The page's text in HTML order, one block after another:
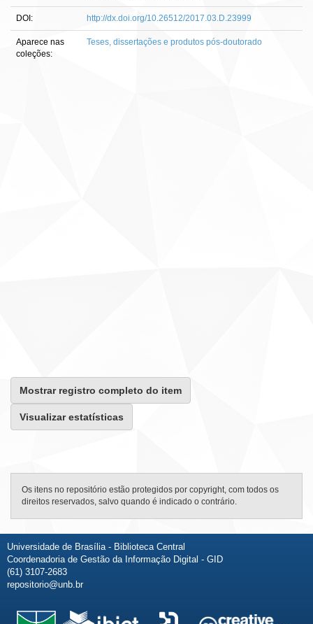
DOI: http://dx.doi.org/10.26512/2017.03.D.23999
Aparece nas
coleções:
Teses, dissertações e produtos pós-doutorado
Mostrar registro completo do item
Visualizar estatísticas
Os itens no repositório estão protegidos por copyright, com todos os
direitos reservados, salvo quando é indicado o contrário.
Universidade de Brasília - Biblioteca Central
Coordenadoria de Gestão da Informação Digital - GID
(61) 3107-2683
repositorio@unb.br